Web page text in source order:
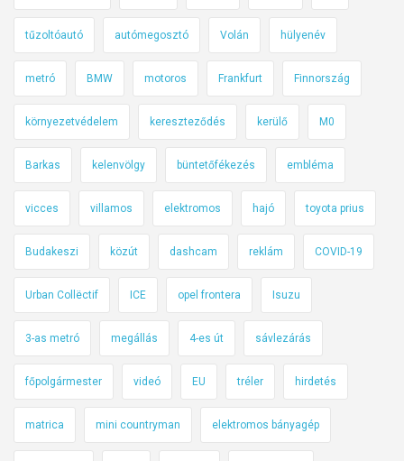
tűzoltóautó autómegosztó Volán hülyenév
metró BMW motoros Frankfurt Finnország
környezetvédelem kereszteződés kerülő M0
Barkas kelenvölgy büntetőfékezés embléma
vicces villamos elektromos hajó toyota prius
Budakeszi közút dashcam reklám COVID-19
Urban Collëctif ICE opel frontera Isuzu
3-as metró megállás 4-es út sávlezárás
főpolgármester videó EU tréler hirdetés
matrica mini countryman elektromos bányagép